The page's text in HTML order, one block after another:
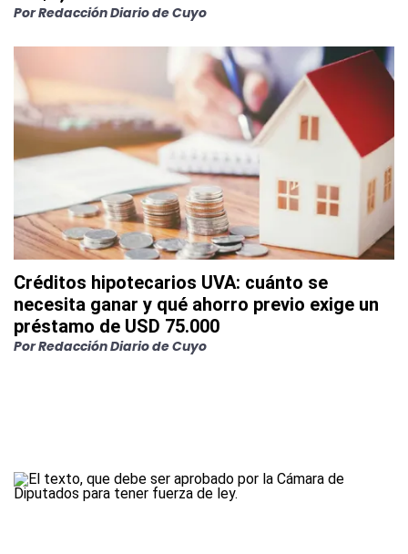
PorRedacción Diario de Cuyo
Créditos hipotecarios UVA: cuánto se
necesita ganar y qué ahorro previo exige un
préstamo de USD 75.000
PorRedacción Diario de Cuyo